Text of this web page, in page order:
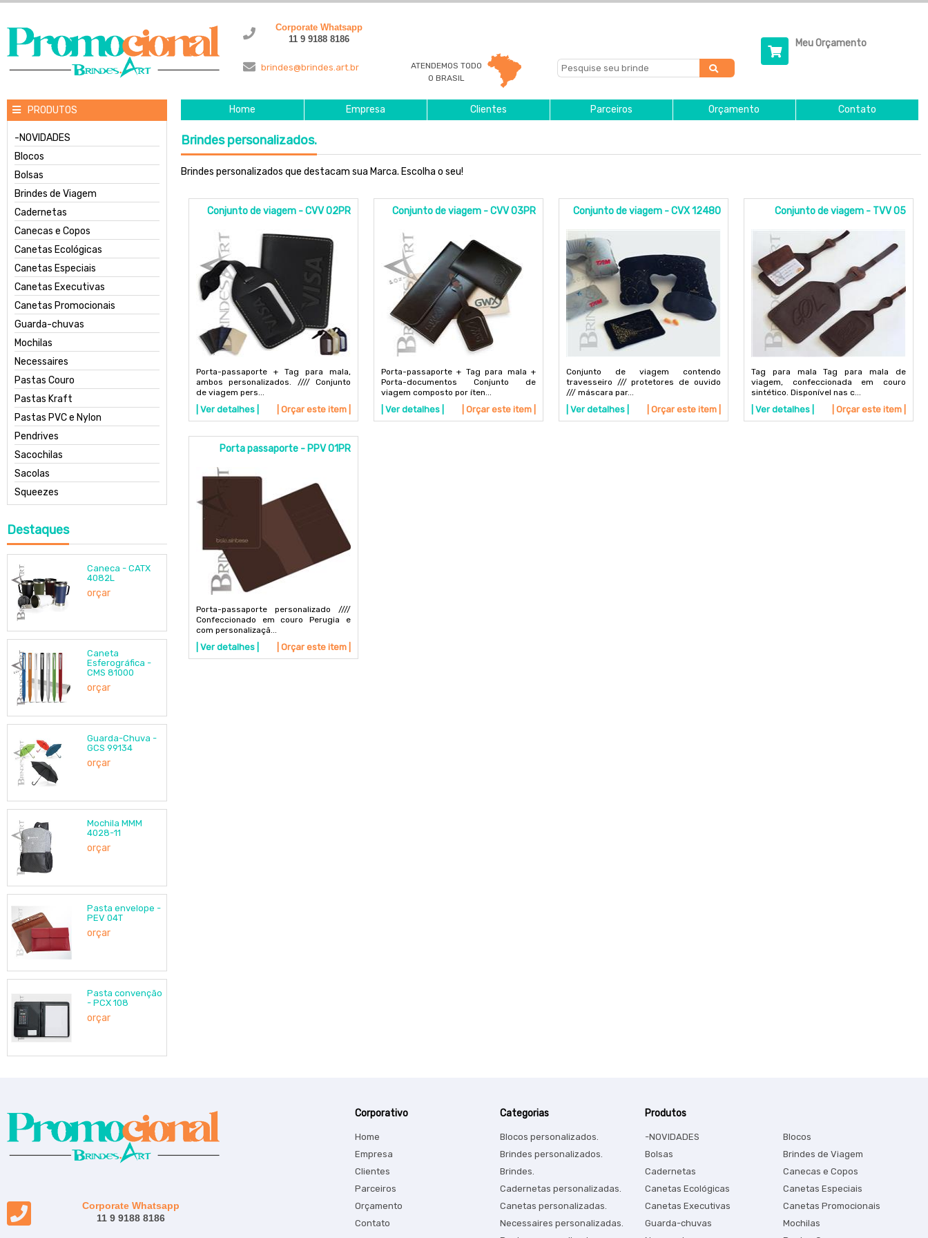
Corporate Whatsapp
11 9 9188 8186
brindes@brindes.art.br
ATENDEMOS TODO
O BRASIL
Meu Orçamento
PRODUTOS
-NOVIDADES
Blocos
Bolsas
Brindes de Viagem
Cadernetas
Canecas e Copos
Canetas Ecológicas
Canetas Especiais
Canetas Executivas
Canetas Promocionais
Guarda-chuvas
Mochilas
Necessaires
Pastas Couro
Pastas Kraft
Pastas PVC e Nylon
Pendrives
Sacochilas
Sacolas
Squeezes
Destaques
Caneca - CATX
4082L
orçar
Caneta
Esferográfica -
CMS 81000
orçar
Guarda-Chuva -
GCS 99134
orçar
Mochila MMM
4028-11
orçar
Pasta envelope -
PEV 04T
orçar
Pasta convenção
- PCX 108
orçar
Home Empresa Clientes Parceiros Orçamento Contato
Brindes personalizados.
Brindes personalizados que destacam sua Marca. Escolha o seu!
Conjunto de viagem - CVV 02PR
Porta-passaporte + Tag para mala,
ambos personalizados. //// Conjunto
de viagem pers...
| Ver detalhes | | Orçar este item |
Conjunto de viagem - CVV 03PR
Porta-passaporte + Tag para mala +
Porta-documentos Conjunto de
viagem composto por íten...
| Ver detalhes | | Orçar este item |
Conjunto de viagem - CVX 12480
Conjunto de viagem contendo
travesseiro /// protetores de ouvido
/// máscara par...
| Ver detalhes | | Orçar este item |
Conjunto de viagem - TVV 05
Tag para mala Tag para mala de
viagem, confeccionada em couro
sintético. Disponível nas c...
| Ver detalhes | | Orçar este item |
Porta passaporte - PPV 01PR
Porta-passaporte personalizado ////
Confeccionado em couro Perugia e
com personalizaçã...
| Ver detalhes | | Orçar este item |
Corporate Whatsapp
11 9 9188 8186
Corporativo
Home
Empresa
Clientes
Parceiros
Orçamento
Contato
Categorias
Blocos personalizados.
Brindes personalizados.
Brindes.
Cadernetas personalizadas.
Canetas personalizadas.
Necessaires personalizadas.
Produtos
-NOVIDADES
Blocos
Bolsas
Brindes de Viagem
Cadernetas
Canecas e Copos
Canetas Ecológicas
Canetas Especiais
Canetas Executivas
Canetas Promocionais
Guarda-chuvas
Mochilas